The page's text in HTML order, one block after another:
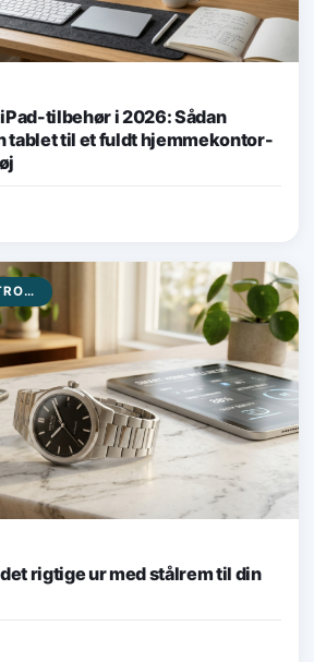
tilbehør i 2026: Sådan
tablet til et fuldt hjemmekontor-
GADGETS & ELEKTRONIK
rigtige ur med stålrem til din